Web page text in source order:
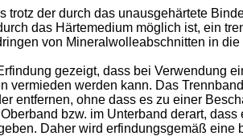
trotz der durch das unausgehärtete
das Härtemedium möglich ist, ein
von Mineralwolleabschnitten in
gezeigt, dass bei Verwendung
werden kann. Das
entfernen, ohne dass es zu einer
bzw. im Unterband derart,
Daher wird erfindungsgemäß